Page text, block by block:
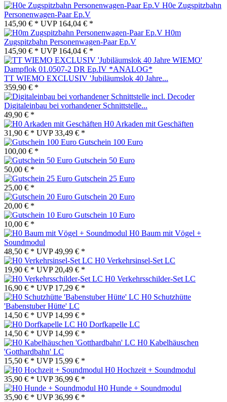
H0e Zugspitzbahn
Personenwagen-Paar Ep.V
145,90 € * UVP 164,04 € *
H0m
Zugspitzbahn Personenwagen-Paar Ep.V
145,90 € * UVP 164,04 € *
TT WIEMO EXCLUSIV 'Jubiläumslok 40 Jahre...
359,90 € *
Digitaleinbau bei vorhandener Schnittstelle...
49,90 € *
H0 Arkaden mit Geschäften
31,90 € * UVP33,49 € *
Gutschein 100 Euro
100,00 € *
Gutschein 50 Euro
50,00 € *
Gutschein 25 Euro
25,00 € *
Gutschein 20 Euro
20,00 € *
Gutschein 10 Euro
10,00 € *
H0 Baum mit Vögel +
Soundmodul
48,50 € * UVP49,99 € *
H0 Verkehrsinsel-Set LC
19,90 € * UVP 20,49 € *
H0 Verkehrsschilder-Set LC
16,90 € * UVP 17,29 € *
H0 Schutzhütte
'Babenstuber Hütte' LC
14,50 € * UVP 14,99 € *
H0 Dorfkapelle LC
14,50 € * UVP 14,99 € *
H0 Kabelhäuschen
'Gotthardbahn' LC
15,50 € * UVP 15,99 € *
H0 Hochzeit + Soundmodul
35,90 € * UVP36,99 € *
H0 Hunde + Soundmodul
35,90 € * UVP36,99 € *